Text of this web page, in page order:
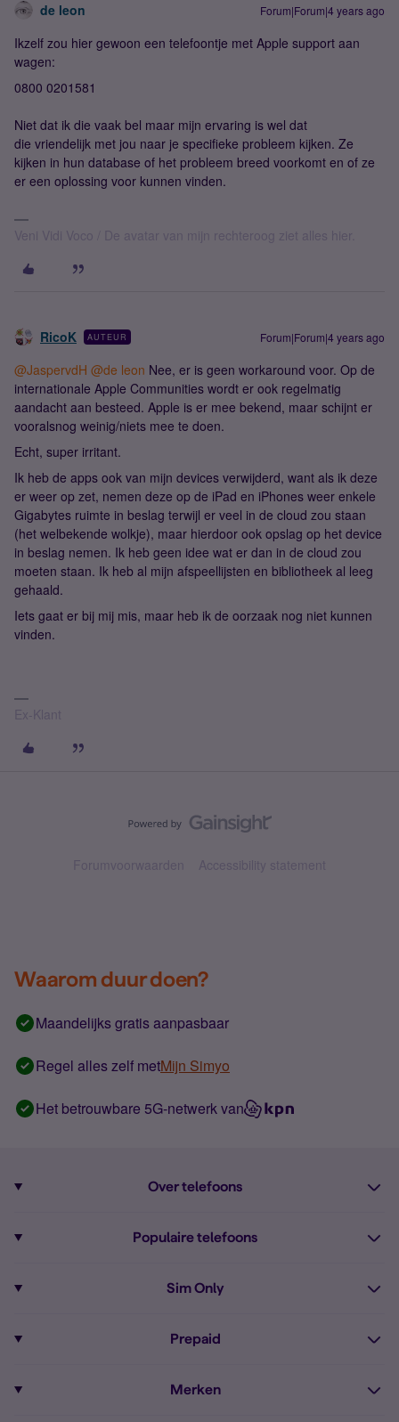
de leon Forum|Forum|4 years ago
Ikzelf zou hier gewoon een telefoontje met Apple support aan
wagen:
0800 0201581
Niet dat ik die vaak bel maar mijn ervaring is wel dat
die vriendelijk met jou naar je specifieke probleem kijken. Ze
kijken in hun database of het probleem breed voorkomt en of ze
er een oplossing voor kunnen vinden.
Veni Vidi Voco / De avatar van mijn rechteroog ziet alles hier.
RicoK AUTEUR Forum|Forum|4 years ago
@JaspervdH @de leon Nee, er is geen workaround voor. Op de
internationale Apple Communities wordt er ook regelmatig
aandacht aan besteed. Apple is er mee bekend, maar schijnt er
vooralsnog weinig/niets mee te doen.
Echt, super irritant.
Ik heb de apps ook van mijn devices verwijderd, want als ik deze
er weer op zet, nemen deze op de iPad en iPhones weer enkele
Gigabytes ruimte in beslag terwijl er veel in de cloud zou staan
(het welbekende wolkje), maar hierdoor ook opslag op het device
in beslag nemen. Ik heb geen idee wat er dan in de cloud zou
moeten staan. Ik heb al mijn afspeellijsten en bibliotheek al leeg
gehaald.
Iets gaat er bij mij mis, maar heb ik de oorzaak nog niet kunnen
vinden.
Ex-Klant
Forumvoorwaarden Accessibility statement
Waarom duur doen?
Maandelijks gratis aanpasbaar
Regel alles zelf metMijn Simyo
Het betrouwbare 5G-netwerk van
Over telefoons
Alle telefoons
Populaire telefoons
iPhone 16
Sim Only
Onbeperkt bellen
Prepaid
Merken